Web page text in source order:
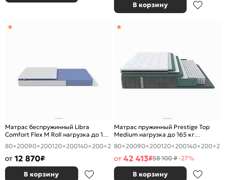
В корзину
Матрас беспружинный Libra
Comfort Flex M Roll нагрузка до 120
кг 1600x2000
80×20090×200120×200140×200+2
от 12 870₽
В корзину
Матрас пружинный Prestige Top
Medium нагрузка до 165 кг
1600x2000
80×20090×200120×200140×200+2
от 42 413₽58 100 ₽-27%
В корзину